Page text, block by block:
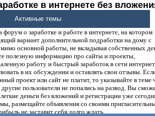
в интернете без
денег.
о заработке и работе в интернете, на котором
вариант дополнительной подработки на дому с
основной работы, не вкладывая собственных
полезную информацию про сайты и проекты,
работу и быстрый заработок в сети
в их обсуждении и оставлять свои отзывы.
проект или сайт не платит, то указывайте в теме
пользователи не попались на развод. Вы
деньги без вложений и регистрации уже
размещайте объявления со своими
не заставит себя долго ждать.
Активные темы